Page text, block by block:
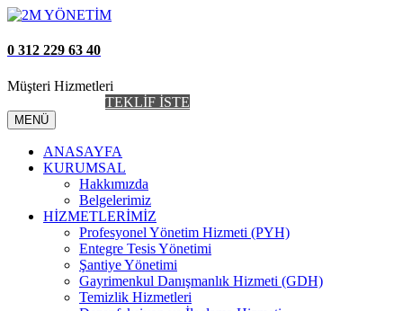
0 312 229 63 40
Müşteri Hizmetleri
TEKLİF İSTE
MENÜ
ANASAYFA
KURUMSAL
Hakkımızda
Belgelerimiz
HİZMETLERİMİZ
Profesyonel Yönetim Hizmeti (PYH)
Entegre Tesis Yönetimi
Şantiye Yönetimi
Gayrimenkul Danışmanlık Hizmeti (GDH)
Temizlik Hizmetleri